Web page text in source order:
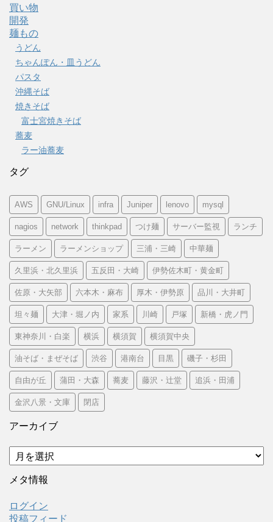
買い物
開発
麺もの
うどん
ちゃんぽん・皿うどん
パスタ
沖縄そば
焼きそば
富士宮焼きそば
蕎麦
ラー油蕎麦
タグ
AWS GNU/Linux infra Juniper lenovo mysql
nagios network thinkpad つけ麺 サーバー監視 ランチ
ラーメン ラーメンショップ 三浦・三崎 中華麺
久里浜・北久里浜 五反田・大崎 伊勢佐木町・黄金町
佐原・大矢部 六本木・麻布 厚木・伊勢原 品川・大井町
坦々麺 大津・堀ノ内 家系 川崎 戸塚 新橋・虎ノ門
東神奈川・白楽 横浜 横須賀 横須賀中央
油そば・まぜそば 渋谷 港南台 目黒 磯子・杉田
自由が丘 蒲田・大森 蕎麦 藤沢・辻堂 追浜・田浦
金沢八景・文庫 閉店
アーカイブ
ア
ー
カ
ブ
メタ情報
ログイン
投稿フィード